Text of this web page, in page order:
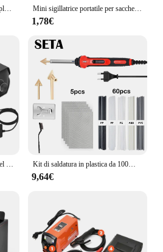
Termosigillatrice per sacchetti di plastica sigillatrice per sacchetti per imballaggio alimentare Clip portatile della guarnizione della borsa dello spuntino accessori per la conservazione della cucina gadget domestici Mini sigillatrice portatile per sacchetti di plastica con batteria incorporata Macchina termosigillatrice portatile per sacchetti per alimenti Macchina per aprire gadget da cucina
1,78€
NEW 0.3mm Spot Welders Nickel Portable spot welder Farad capacitor DIY Energy Storage sheet Mini Home 18650 Lithium Battery Weld Kit di saldatura in plastica da 100W pistola per saldatore strumento per saldatore a temperatura regolabile per strumento di saldatura per canoa paraurti auto riparazione superficiale
9,64€